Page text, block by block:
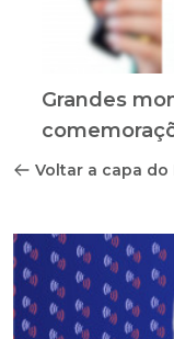
Grandes
Voltar a capa do